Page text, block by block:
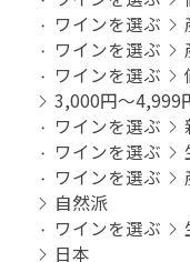
ワインを選ぶ
ワインを選ぶ
ワインを選ぶ
3,000円～4,999
ワインを選ぶ
ワインを選ぶ
ワインを選ぶ
自然派
ワインを選ぶ
日本